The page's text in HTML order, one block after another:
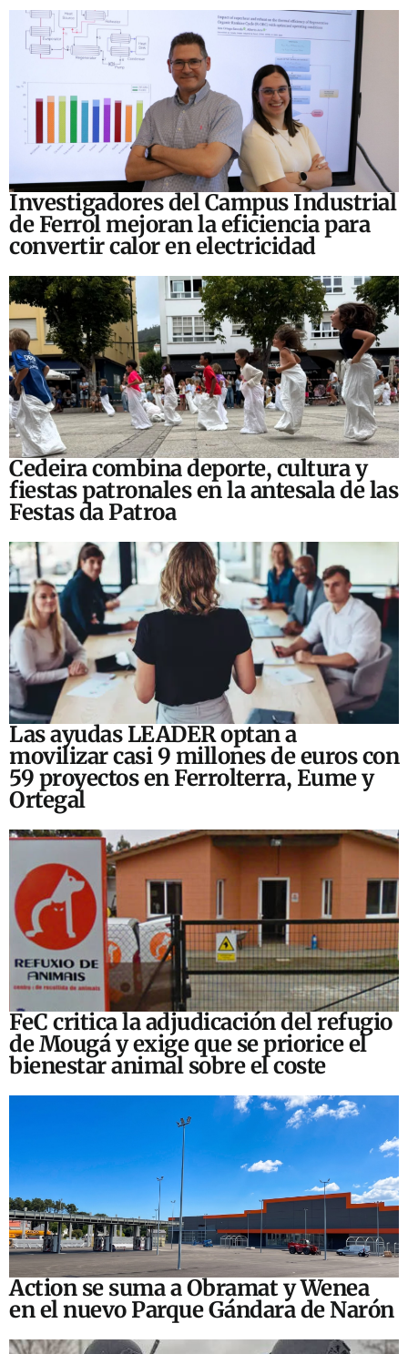
Investigadores del Campus Industrial
de Ferrol mejoran la eficiencia para
convertir calor en electricidad
Cedeira combina deporte, cultura y
fiestas patronales en la antesala de las
Festas da Patroa
Las ayudas LEADER optan a
movilizar casi 9 millones de euros con
59 proyectos en Ferrolterra, Eume y
Ortegal
FeC critica la adjudicación del refugio
de Mougá y exige que se priorice el
bienestar animal sobre el coste
Action se suma a Obramat y Wenea
en el nuevo Parque Gándara de Narón